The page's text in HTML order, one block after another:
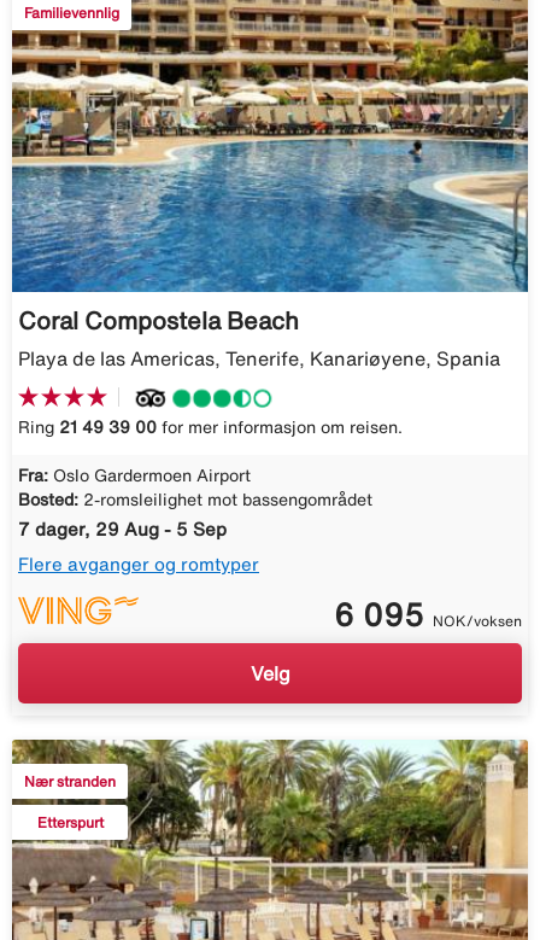
Familievennlig
Coral Compostela Beach
Playa de las Americas, Tenerife, Kanariøyene, Spania
Ring 21 49 39 00 for mer informasjon om reisen.
Fra: Oslo Gardermoen Airport
Bosted: 2-romsleilighet mot bassengområdet
7 dager, 29 Aug - 5 Sep
Flere avganger og romtyper
6 095 NOK/voksen
Velg
Nær stranden
Etterspurt